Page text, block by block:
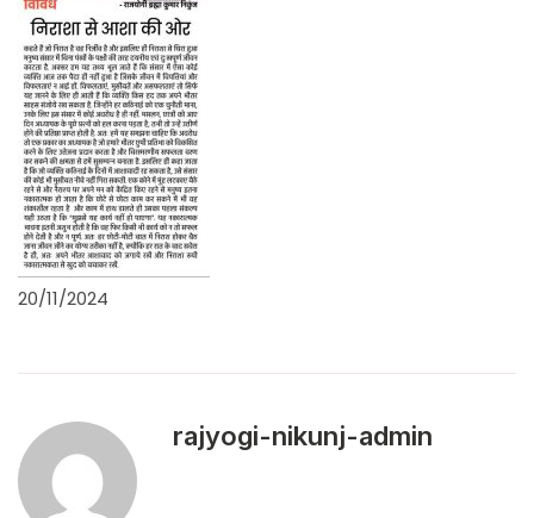
20/11/2024
rajyogi-nikunj-admin